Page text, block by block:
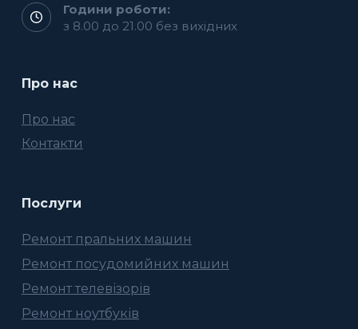
Години роботи:
з 8.00 до 21.00 без вихідних
Про нас
Про нас
Контакти
Послуги
Ремонт пральних машин
Ремонт посудомийних машин
Ремонт телевізорів
Ремонт ноутбуків